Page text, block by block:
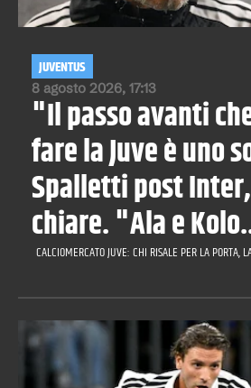
8 agosto 2026, 17:13
JUVENTUS
"Il passo avanti
fare la Juve è uno
Spalletti post
chiare. "Ala e
CALCIOMERCATO JUVE: CHI RISALE PER LA